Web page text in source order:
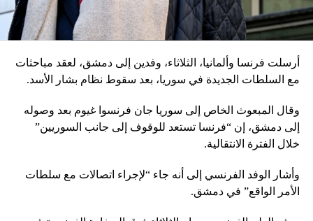
أرسلت فرنسا وألمانيا، الثلاثاء، وفدين إلى دمشق، لعقد مباحثات
مع السلطات الجديدة في سوريا، بعد سقوط نظام بشار الأسد.
وقال المبعوث الخاص إلى سوريا جان فرنسوا غيوم بعد وصوله
إلى دمشق، إن “فرنسا تستعد للوقوف إلى جانب السوريين”
خلال الفترة الانتقالية.
وأشار الوفد الفرنسي إلى أنه جاء “لإجراء اتصالات مع سلطات
الأمر الواقع” في دمشق.